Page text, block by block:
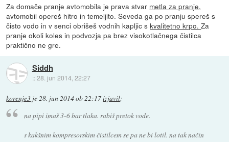
Za domače pranje avtomobila je prava stvar metla za pranje,
avtomobil opereš hitro in temeljito. Seveda ga po pranju spereš s
čisto vodo in v senci obrišeš vodnih kapljic skvalitetno krpo.Za
pranje okoli koles in podvozja pa brez visokotlačnega čistilca
praktično ne gre.
Siddh
::28. jun 2014, 22:27
korenje3 je28. jun 2014 ob 22:17izjavil:
na pipi imaš 3-6 bar tlaka. rabiš pretok vode.
s kakšnim kompresorskim čistilcem se pa ne bi lotil. na tak način